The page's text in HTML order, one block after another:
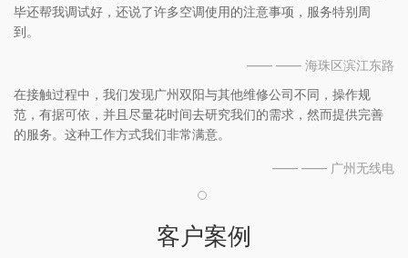
毕还帮我调试好，还说了许多空调使用的注意事项，服务特别周
到。
—— —— 海珠区滨江东路
在接触过程中，我们发现广州双阳与其他维修公司不同，操作规
范，有据可依，并且尽量花时间去研究我们的需求，然而提供完善
的服务。这种工作方式我们非常满意。
—— —— 广州无线电
客户案例